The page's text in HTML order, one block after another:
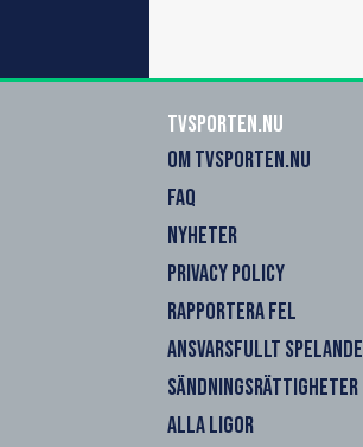
Tvsporten.nu
OM TVSPORTEN.NU
FAQ
NYHETER
PRIVACY POLICY
RAPPORTERA FEL
ANSVARSFULLT SPELANDE
SÄNDNINGSRÄTTIGHETER
ALLA LIGOR